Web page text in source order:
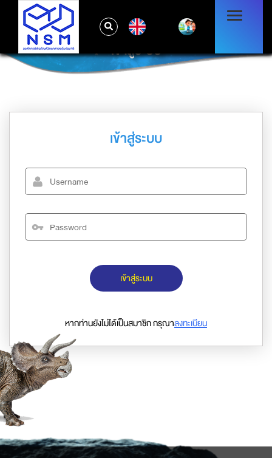
เข้าสู่ระบบ
เข้าสู่ระบบ
เข้าสู่ระบบ
หากท่านยังไม่ได้เป็นสมาชิก กรุณาลงทะเบียน